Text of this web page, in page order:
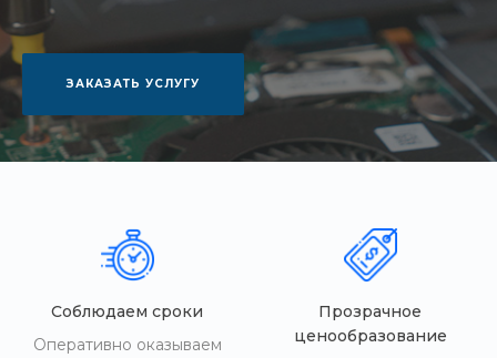
ЗАКАЗАТЬ УСЛУГУ
Соблюдаем сроки
Оперативно оказываем
Прозрачное
ценообразование